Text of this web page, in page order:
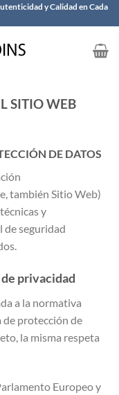
y Calidad en Cada
SITIO WEB
DE DATOS
también Sitio Web)
y
de seguridad
privacidad
a la normativa
de protección de
la misma respeta
Europeo y